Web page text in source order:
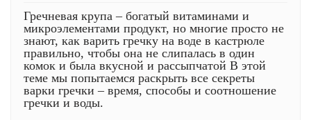
Гречневая крупа – богатый витаминами и
микроэлементами продукт, но многие просто не
знают, как варить гречку на воде в кастрюле
правильно, чтобы она не слипалась в один
комок и была вкусной и рассыпчатой В этой
теме мы попытаемся раскрыть все секреты
варки гречки – время, способы и соотношение
гречки и воды.